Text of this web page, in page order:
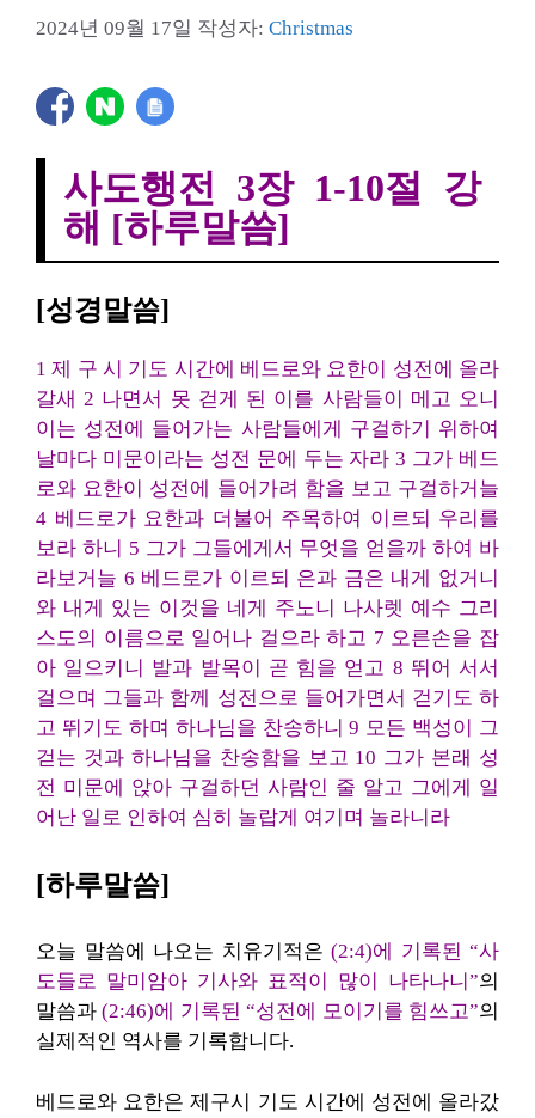
2024년 09월 17일 작성자: Christmas
사도행전 3장 1-10절 강
해 [하루말씀]
[성경말씀]
1 제 구 시 기도 시간에 베드로와 요한이 성전에 올라
갈새 2 나면서 못 걷게 된 이를 사람들이 메고 오니
이는 성전에 들어가는 사람들에게 구걸하기 위하여
날마다 미문이라는 성전 문에 두는 자라 3 그가 베드
로와 요한이 성전에 들어가려 함을 보고 구걸하거늘
4 베드로가 요한과 더불어 주목하여 이르되 우리를
보라 하니 5 그가 그들에게서 무엇을 얻을까 하여 바
라보거늘 6 베드로가 이르되 은과 금은 내게 없거니
와 내게 있는 이것을 네게 주노니 나사렛 예수 그리
스도의 이름으로 일어나 걸으라 하고 7 오른손을 잡
아 일으키니 발과 발목이 곧 힘을 얻고 8 뛰어 서서
걸으며 그들과 함께 성전으로 들어가면서 걷기도 하
고 뛰기도 하며 하나님을 찬송하니 9 모든 백성이 그
걷는 것과 하나님을 찬송함을 보고 10 그가 본래 성
전 미문에 앉아 구걸하던 사람인 줄 알고 그에게 일
어난 일로 인하여 심히 놀랍게 여기며 놀라니라
[하루말씀]
오늘 말씀에 나오는 치유기적은 (2:4)에 기록된 “사
도들로 말미암아 기사와 표적이 많이 나타나니”의
말씀과(2:46)에 기록된 “성전에 모이기를 힘쓰고”의
실제적인 역사를 기록합니다.
베드로와 요한은 제구시 기도 시간에 성전에 올라갔